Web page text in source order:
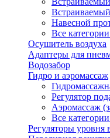
Навесной
Все
Осушитель воздуха
Адаптеры для
Водозабор
Гидро и аэромассаж
Регулятор
Аэромассаж
Все
Регуляторы уровня